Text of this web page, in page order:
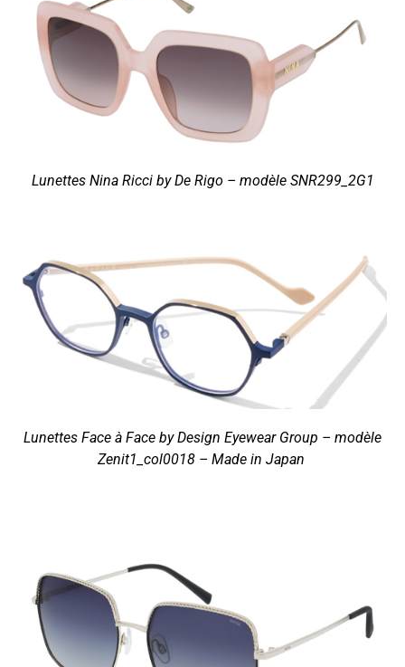
Lunettes Nina Ricci by De Rigo – modèle SNR299_2G1
Lunettes Face à Face by Design Eyewear Group – modèle
Zenit1_col0018 – Made in Japan